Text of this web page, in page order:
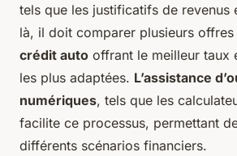
tels que les justificatifs de revenus
là, il doit comparer plusieurs
crédit auto offrant le meilleur taux
les plus adaptées. L’assistance
numériques, tels que les
facilite ce processus, permettant
différents scénarios financiers.